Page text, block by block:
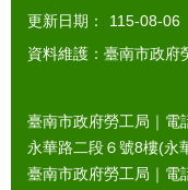
更新日期：
115-08-06
資料維護：臺南市政府
臺南市政府勞工局｜電
永華路二段６號8樓(永
臺南市政府勞工局｜電